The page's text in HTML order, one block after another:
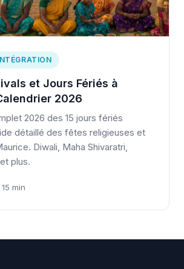
et Jours Fériés à
2026
2026 des 15 jours fériés
détaillé des fêtes religieuses et
Diwali, Maha Shivaratri,
plus.
min